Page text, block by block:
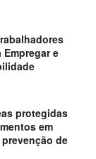
e
protegidas
em
de